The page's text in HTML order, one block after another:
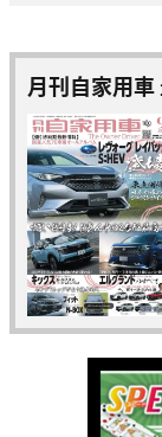
月刊自家用車